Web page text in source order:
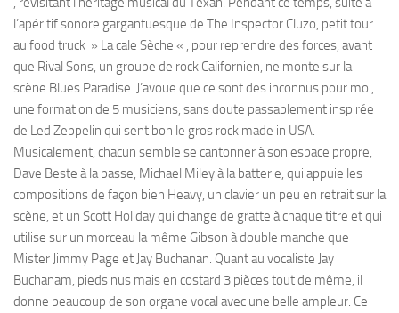
l’apéritif sonore gargantuesque de The Inspector Cluzo, petit tour
au food truck » La cale Sèche « , pour reprendre des forces, avant
que Rival Sons, un groupe de rock Californien, ne monte sur la
scène Blues Paradise. J’avoue que ce sont des inconnus pour moi,
une formation de 5 musiciens, sans doute passablement inspirée
de Led Zeppelin qui sent bon le gros rock made in USA.
Musicalement, chacun semble se cantonner à son espace propre,
Dave Beste à la basse, Michael Miley à la batterie, qui appuie les
compositions de façon bien Heavy, un clavier un peu en retrait sur la
scène, et un Scott Holiday qui change de gratte à chaque titre et qui
utilise sur un morceau la même Gibson à double manche que
Mister Jimmy Page et Jay Buchanan. Quant au vocaliste Jay
Buchanam, pieds nus mais en costard 3 pièces tout de même, il
donne beaucoup de son organe vocal avec une belle ampleur. Ce